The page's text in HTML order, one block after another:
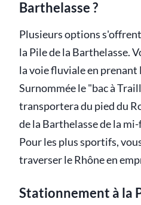
Barthelasse ?
Plusieurs options
la Pile de la Barthelasse.
la voie fluviale en
Surnommée le "bac à
transportera du pied du
de la Barthelasse de la
Pour les plus sportifs,
traverser le Rhône en
Stationnement à la